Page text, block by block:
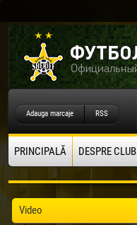
Adauga marcaje RSS
PRINCIPALĂ DESPRE CLUB
Video